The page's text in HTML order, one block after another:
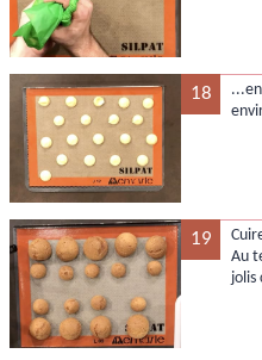
18
19
Au
jolis